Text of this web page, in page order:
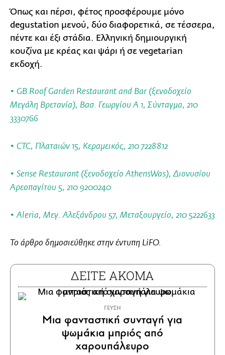
Όπως και πέρσι, φέτος προσφέρουμε μόνο
degustation μενού, δύο διαφορετικά, σε τέσσερα,
πέντε και έξι στάδια. Ελληνική δημιουργική
κουζίνα με κρέας και ψάρι ή σε vegetarian
εκδοχή.
• GB Roof Garden Restaurant and Bar(ξενοδοχείο
Μεγάλη Βρετανία), Βασ. Γεωργίου Α 1, Σύνταγμα, 210
3330766
• CTC, Πλαταιών 15, Κεραμεικός, 210 7228812
• Sense Restaurant(ξενοδοχείο AthensWas), Διονυσίου
Αρεοπαγίτου 5, 210 9200240
•Aleria, Μεγ. Αλεξάνδρου 57, Μεταξουργείο, 210 5222633
Το άρθρο δημοσιεύθηκε στην έντυπη LiFO.
ΔΕΙΤΕ ΑΚΟΜΑ
ΓΕΥΣΗ
Μια φανταστική συνταγή για
ψωμάκια μπριός από
χαρουπάλευρο